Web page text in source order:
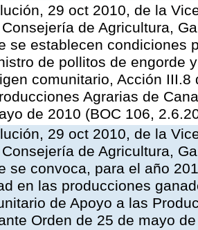
29 oct 2010, de la
de Agricultura,
se establecen condiciones
de pollitos de engorde
comunitario, Acción
Agrarias de
de 2010 (BOC 106,
29 oct 2010, de la
de Agricultura,
se convoca, para el año
en las producciones
de Apoyo a las
Orden de 25 de mayo